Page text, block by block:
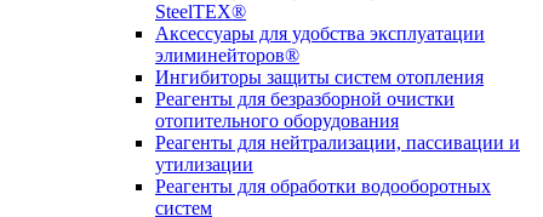
SteelTEX®
Аксессуары для удобства эксплуатации
элиминейторов®
Ингибиторы защиты систем отопления
Реагенты для безразборной очистки
отопительного оборудования
Реагенты для нейтрализации, пассивации и
утилизации
Реагенты для обработки водооборотных
систем